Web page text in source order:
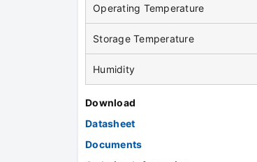
Operating Temperature
Storage Temperature
Humidity
Download
Datasheet
Documents